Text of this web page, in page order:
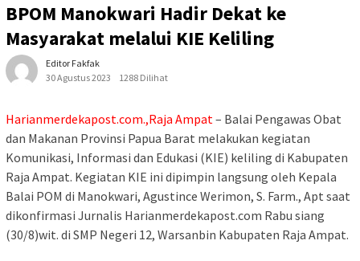
BPOM Manokwari Hadir Dekat ke
Masyarakat melalui KIE Keliling
Editor Fakfak
30 Agustus 2023
1288 Dilihat
Harianmerdekapost.com.,Raja Ampat– Balai Pengawas Obat
dan Makanan Provinsi Papua Barat melakukan kegiatan
Komunikasi, Informasi dan Edukasi (KIE) keliling di Kabupaten
Raja Ampat. Kegiatan KIE ini dipimpin langsung oleh Kepala
Balai POM di Manokwari, Agustince Werimon, S. Farm., Apt saat
dikonfirmasi Jurnalis Harianmerdekapost.com Rabu siang
(30/8)wit. di SMP Negeri 12, Warsanbin Kabupaten Raja Ampat.